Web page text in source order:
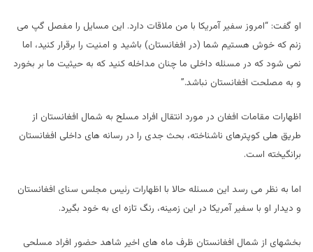
او گفت: “امروز سفیر آمریکا با من ملاقات دارد. این مسایل را مفصل گپ می
زنم که خوش هستیم شما (در افغانستان) باشید و امنیت را برقرار کنید، اما
نمی شود که در مسئله داخلی ما چنان مداخله کنید که به حیثیت ما بر بخورد
و به مصلحت افغانستان نباشد.”
اظهارات مقامات افغان در مورد انتقال افراد مسلح به شمال افغانستان از
طریق هلی کوپترهای ناشناخته، بحث جدی را در رسانه های داخلی افغانستان
برانگیخته است.
اما به نظر می رسد این مسئله حالا با اظهارات رئیس مجلس سنای افغانستان
و دیدار او با سفیر آمریکا در این زمینه، رنگ تازه ای به خود بگیرد.
بخشهای از شمال افغانستان ظرف ماه های اخیر شاهد حضور افراد مسلحی